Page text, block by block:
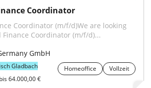
Coordinator
Coordinator (m/f/d)We are looking
Coordinator (m/f/d)...
GmbH
Gladbach Homeoffice
Vollzeit
64.000,00 €